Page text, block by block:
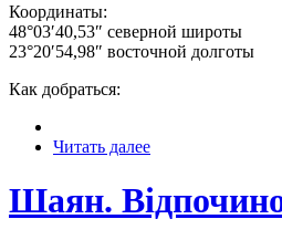
Координаты:
48°03′40,53″ северной широты
23°20′54,98″ восточной долготы
Как добраться:
Читать далее
Шаян.